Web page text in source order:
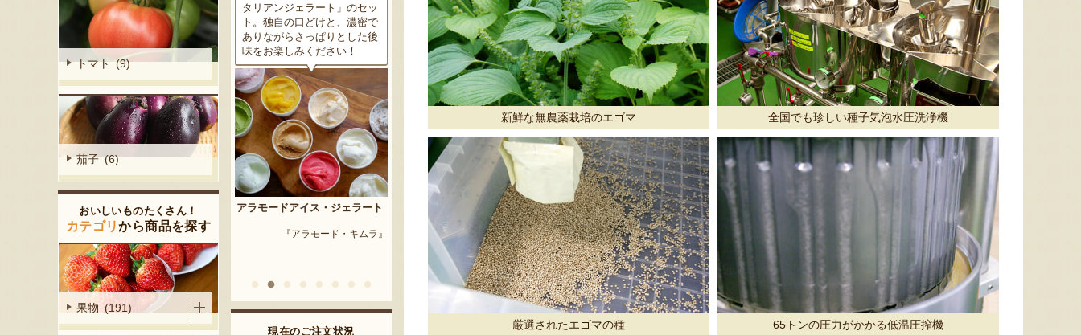
新鮮な無農薬栽培のエゴマ 全国でも珍しい種子気泡水圧洗浄機
厳選されたエゴマの種 65トンの圧力がかかる低温圧搾機
トマト (9)
茄子 (6)
おいしいものたくさん！
カテゴリから商品を探す
果物 (191)
タリアンジェラート」のセッ
ト。独自の口どけと、濃密で
ありながらさっぱりとした後
味をお楽しみください！
アラモードアイス・ジェラート
『アラモード・キムラ』
豆の甘味と深い香り、コクの
ある旨味を是非一度お試し下
さい。お中元にもオススメ！
予約注文：新潟産 枝豆・茶豆
爽やかな甘みとツルッとした
食感は一度食べたらクセにな
るはず！お中元にも喜ばれる
こと間違い無し！
『株式会社 大阪屋』
評で、地元の直売所で大人気
の商品です。夏はもちろん、
甘みがのった秋なすは特に絶
品。新米との相性も抜群で
す！
予約注文：魚沼の定番 まるつた
のなす漬け 深雪なす
『農房 丸蔦食品』
く、「メロンの王様」とも呼
ばれる高級メロンを農園より
直送！お盆などの贈答用にも
おすすめです。
予約注文：新潟産 アールスメロ
ン（盆メロン）
『情熱野菜の太田農園』
によって、濃厚な甘みと美し
い姿を持つ梨が生み出されま
す。「愛甘水」や「王秋」な
ど、旬の品種をお届けしま
す。
予約注文：新潟県産 梨
『くまの森ファーム』
現在のご注文状況